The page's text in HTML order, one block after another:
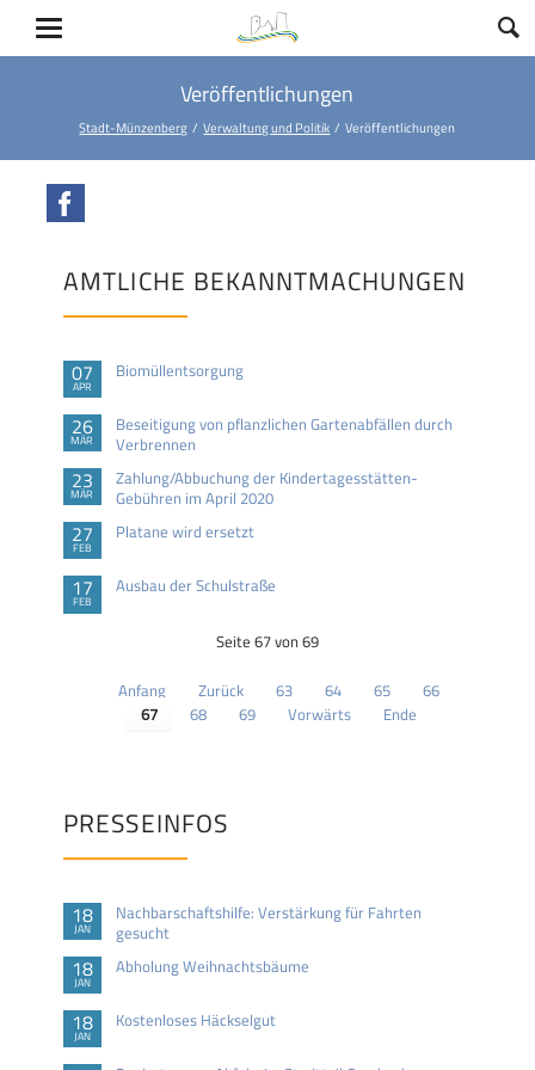
Veröffentlichungen
Stadt-Münzenberg Verwaltung und Politik Veröffentlichungen
AMTLICHE BEKANNTMACHUNGEN
07
APR
Biomüllentsorgung
26
MÄR
Beseitigung von pflanzlichen Gartenabfällen durch
Verbrennen
23
MÄR
Zahlung/Abbuchung der Kindertagesstätten-
Gebühren im April 2020
27
FEB
Platane wird ersetzt
17
FEB
Ausbau der Schulstraße
Seite 67 von 69
Anfang Zurück 63 64 65
66
67
68 69 Vorwärts Ende
PRESSEINFOS
18
JAN
Nachbarschaftshilfe: Verstärkung für Fahrten
gesucht
18
JAN
Abholung Weihnachtsbäume
18
JAN
Kostenloses Häckselgut